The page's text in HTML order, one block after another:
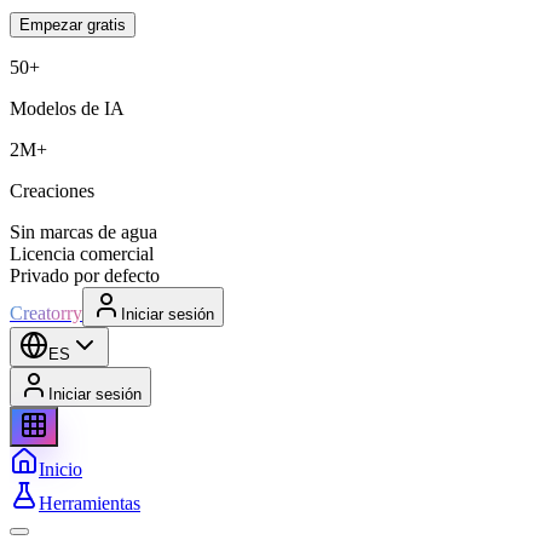
Empezar gratis
50+
Modelos de IA
2M+
Creaciones
Sin marcas de agua
Licencia comercial
Privado por defecto
Creatorry
Iniciar sesión
ES
Iniciar sesión
Inicio
Herramientas